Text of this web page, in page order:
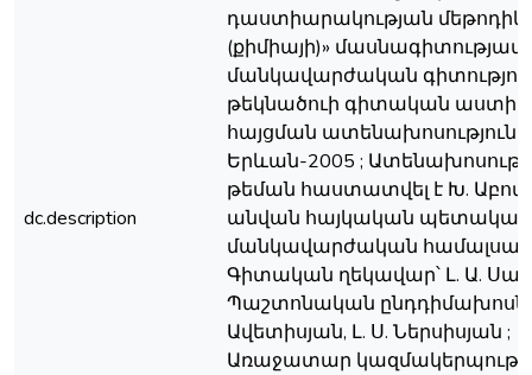
dc.description
դաստիարակության
(քիմիայի)»
մանկավարժական
թեկնածուի գիտական
հայցման ատենախոսություն ;
Երևան-2005 ;
թեման հաստատվել է Խ.
անվան հայկական պետական
մանկավարժական
Գիտական ղեկավար՝ Լ. Ա.
Պաշտոնական
Ավետիսյան, Լ. Ս. Ներսիսյան ;
Առաջատար